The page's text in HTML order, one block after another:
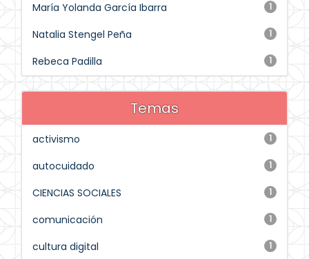
1
María Yolanda García Ibarra
1
Natalia Stengel Peña
1
Rebeca Padilla
Temas
1
activismo
1
autocuidado
1
CIENCIAS SOCIALES
1
comunicación
1
cultura digital